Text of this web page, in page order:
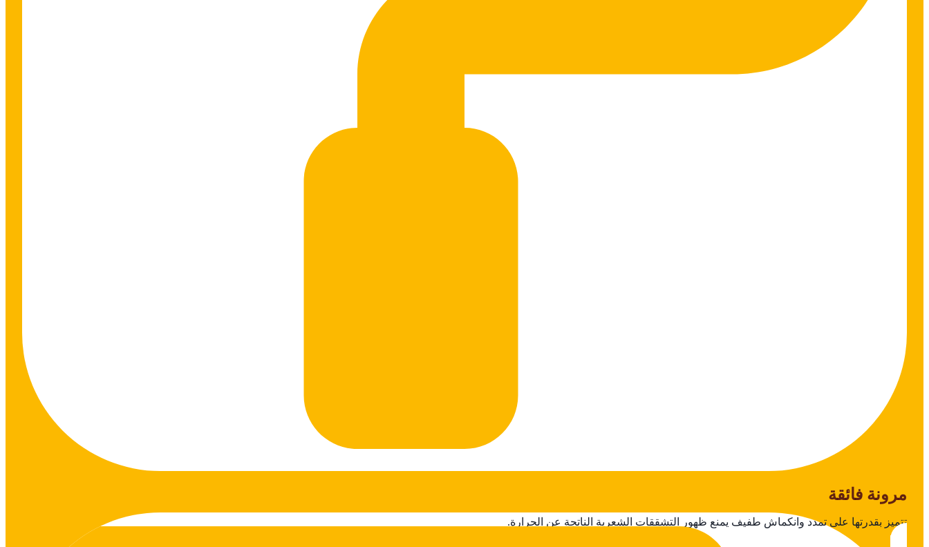
​مرونة فائقة
تتميز بقدرتها على تمدد وانكماش طفيف يمنع ظهور التشققات الشعرية الناتجة عن الحرارة.